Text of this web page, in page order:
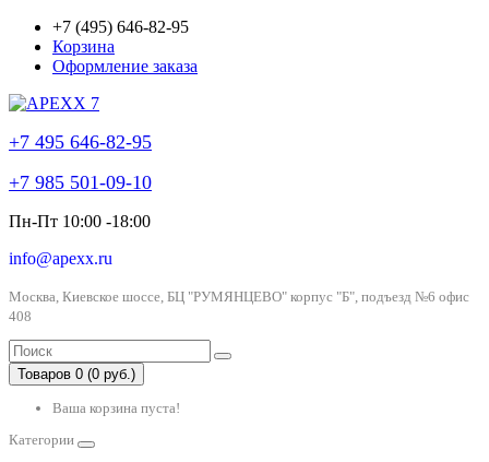
+7 (495) 646-82-95
Корзина
Оформление заказа
+7 495 646-82-95
+7 985 501-09-10
Пн-Пт 10:00 -18:00
info@apexx.ru
Москва, Киевское шоссе, БЦ "РУМЯНЦЕВО" корпус "Б", подъезд №6 офис
408
Товаров 0 (0 руб.)
Ваша корзина пуста!
Категории